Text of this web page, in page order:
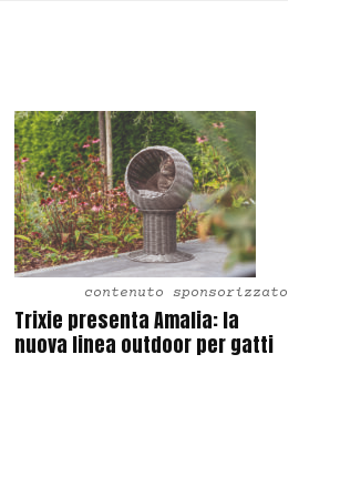
contenuto sponsorizzato
Trixie presenta Amalia: la
nuova linea outdoor per gatti